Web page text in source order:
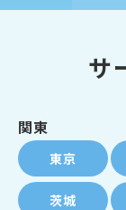
サ
関東
東京
茨城